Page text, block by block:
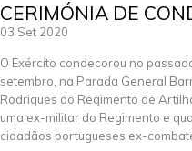
CERIMÓNIA DE
03 Set 2020
O Exército condecorou no
setembro, na Parada General
Rodrigues do Regimento de
uma ex-militar do Regimento e
cidadãos portugueses ex-